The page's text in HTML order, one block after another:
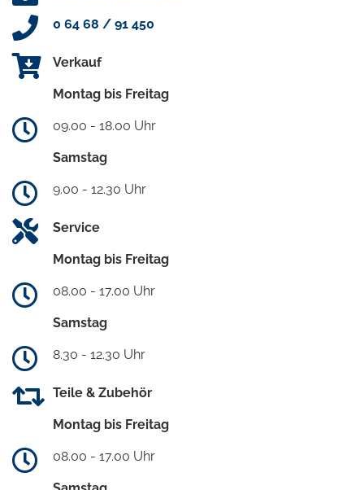
0 64 68 / 91 450
Verkauf
Montag bis Freitag
09.00 - 18.00 Uhr
Samstag
9.00 - 12.30 Uhr
Service
Montag bis Freitag
08.00 - 17.00 Uhr
Samstag
8.30 - 12.30 Uhr
Teile & Zubehör
Montag bis Freitag
08.00 - 17.00 Uhr